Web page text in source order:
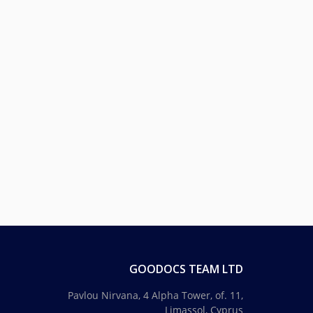
GOODOCS TEAM LTD
Pavlou Nirvana, 4 Alpha Tower, of. 11,
Limassol, Cyprus